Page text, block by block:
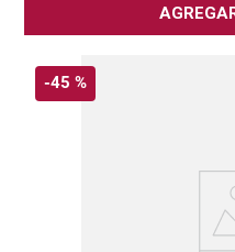
-45 %